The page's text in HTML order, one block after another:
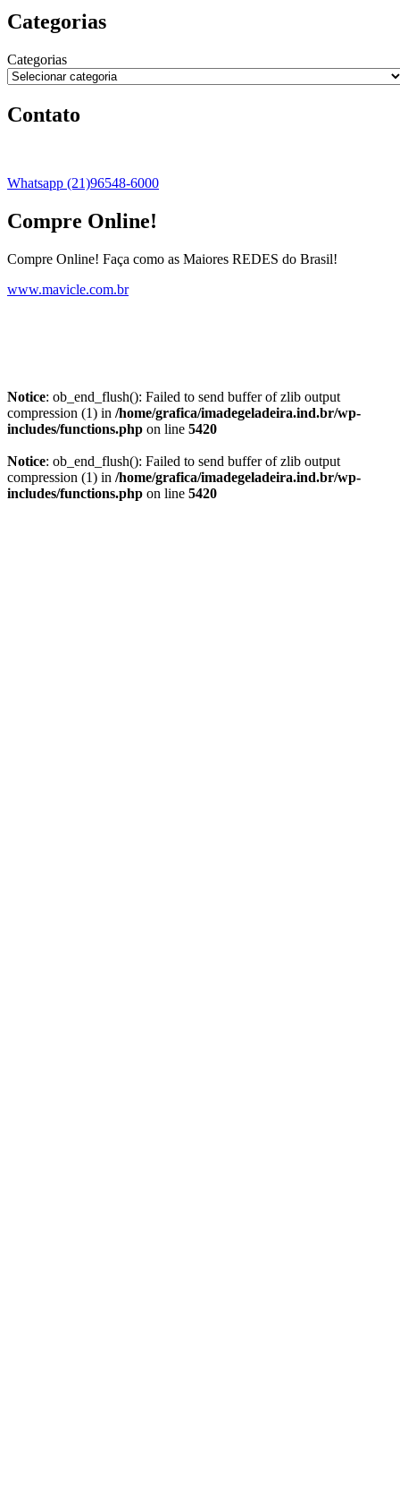
Categorias
Categorias
Contato
Whatsapp (21)96548-6000
Compre Online!
Compre Online! Faça como as Maiores REDES do Brasil!
www.mavicle.com.br
Notice: ob_end_flush(): Failed to send buffer of zlib output
compression (1) in /home/grafica/imadegeladeira.ind.br/wp-
includes/functions.php on line 5420
Notice: ob_end_flush(): Failed to send buffer of zlib output
compression (1) in /home/grafica/imadegeladeira.ind.br/wp-
includes/functions.php on line 5420